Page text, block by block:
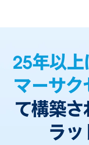
25年以
マーサク
て構築
ラ